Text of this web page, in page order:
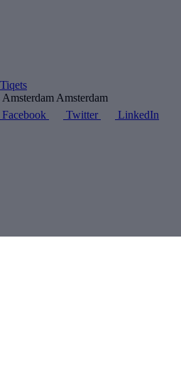
Amsterdam
Facebook Twitter LinkedIn